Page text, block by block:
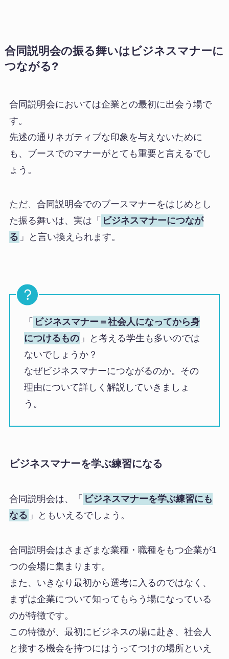
合同説明会の振る舞いはビジネスマナーに
つながる?
合同説明会においては企業との最初に出会う場で
す。
先述の通りネガティブな印象を与えないために
も、ブースでのマナーがとても重要と言えるでし
ょう。
ただ、合同説明会でのブースマナーをはじめとし
た振る舞いは、実は「 ビジネスマナーにつなが
る 」と言い換えられます。
「 ビジネスマナー＝社会人になってから身
につけるもの 」と考える学生も多いのでは
ないでしょうか？
なぜビジネスマナーにつながるのか。その
理由について詳しく解説していきましょ
う。
ビジネスマナーを学ぶ練習になる
合同説明会は、「 ビジネスマナーを学ぶ練習にも
なる 」ともいえるでしょう。
合同説明会はさまざまな業種・職種をもつ企業が1
つの会場に集まります。
また、いきなり最初から選考に入るのではなく、
まずは企業について知ってもらう場になっている
のが特徴です。
この特徴が、最初にビジネスの場に赴き、社会人
と接する機会を持つにはうってつけの場所といえ